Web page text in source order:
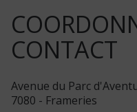
CONTACT
Avenue du Parc
7080 - Frameries